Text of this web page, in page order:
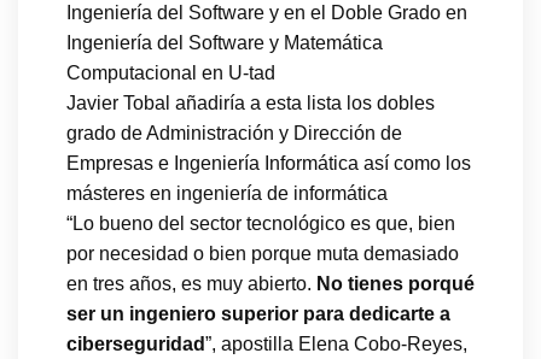
Ingeniería del Software y en el Doble Grado en
Ingeniería del Software y Matemática
Computacional en U-tad
Javier Tobal añadiría a esta lista los dobles
grado de Administración y Dirección de
Empresas e Ingeniería Informática así como los
másteres en ingeniería de informática
“Lo bueno del sector tecnológico es que, bien
por necesidad o bien porque muta demasiado
en tres años, es muy abierto. No tienes porqué
ser un ingeniero superior para dedicarte a
ciberseguridad”, apostilla Elena Cobo-Reyes,